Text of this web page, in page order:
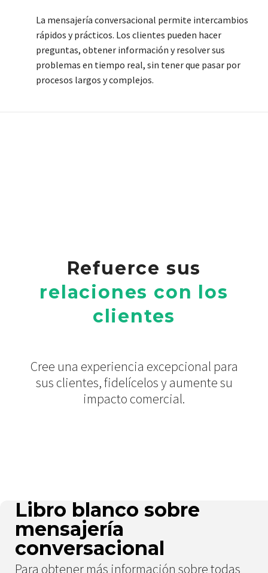
La mensajería conversacional permite intercambios
rápidos y prácticos. Los clientes pueden hacer
preguntas, obtener información y resolver sus
problemas en tiempo real, sin tener que pasar por
procesos largos y complejos.
Refuerce sus
relaciones con los
clientes
Cree una experiencia excepcional para
sus clientes, fidelícelos y aumente su
impacto comercial.
Libro blanco sobre
mensajería
conversacional
Para obtener más información sobre todas